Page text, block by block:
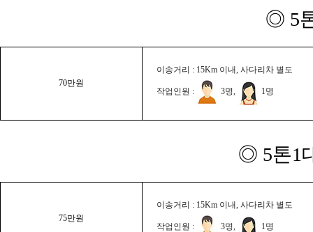
◎ 5
70만원
이송거리 : 15Km 이내, 사다리차 별도
작업인원 : 3명, 1명
◎ 5톤1
75만원
이송거리 : 15Km 이내, 사다리차 별도
작업인원 : 3명, 1명